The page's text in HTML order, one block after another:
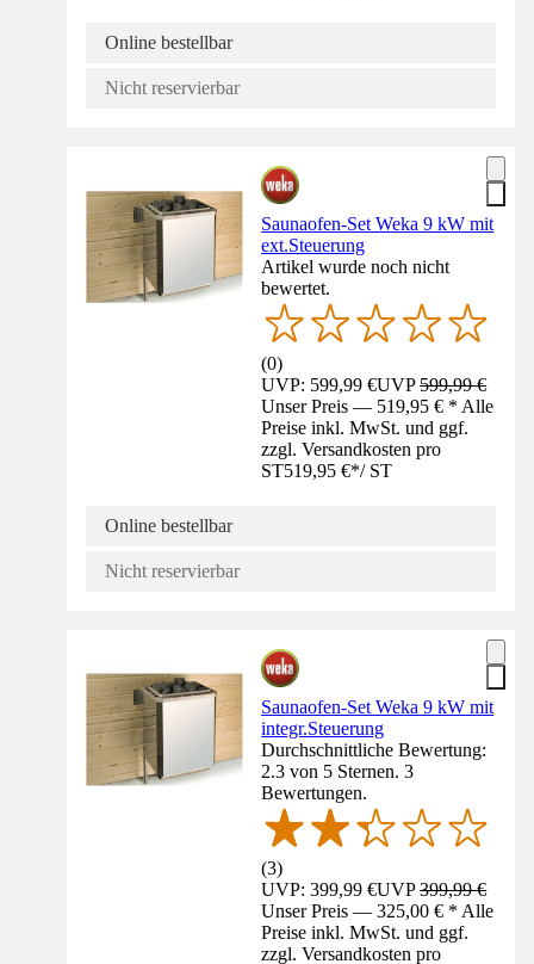
Online bestellbar
Nicht reservierbar
Saunaofen-Set Weka 9 kW mit
ext.Steuerung
Artikel wurde noch nicht
bewertet.
(0)
UVP: 599,99 €UVP599,99 €
Unser Preis — 519,95 € * Alle
Preise inkl. MwSt. und ggf.
zzgl. Versandkosten pro
ST519,95 €*/ ST
Online bestellbar
Nicht reservierbar
Saunaofen-Set Weka 9 kW mit
integr.Steuerung
Durchschnittliche Bewertung:
2.3 von 5 Sternen. 3
Bewertungen.
(3)
UVP: 399,99 €UVP399,99 €
Unser Preis — 325,00 € * Alle
Preise inkl. MwSt. und ggf.
zzgl. Versandkosten pro